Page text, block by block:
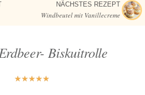
NÄCHSTES REZEPT
Windbeutel mit Vanillecreme
Biskuitrolle
★★★★★